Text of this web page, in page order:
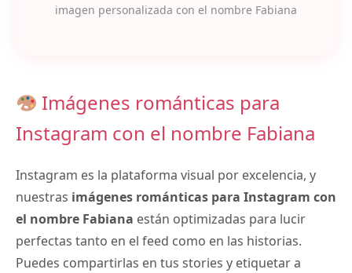
imagen personalizada con el nombre Fabiana
Imágenes románticas para
Instagram con el nombre Fabiana
Instagram es la plataforma visual por excelencia, y
nuestras imágenes románticas para Instagram con
el nombre Fabiana están optimizadas para lucir
perfectas tanto en el feed como en las historias.
Puedes compartirlas en tus stories y etiquetar a